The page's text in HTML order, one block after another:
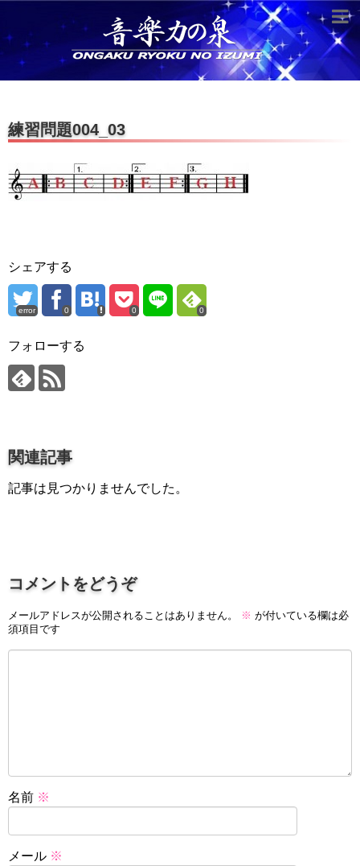
練習問題004_03
シェアする
error 0 0 0
フォローする
関連記事
記事は見つかりませんでした。
コメントをどうぞ
メールアドレスが公開されることはありません。 ※ が付いている欄は必
須項目です
名前 ※
メール ※
超役立つ知識／雑学
knowledge
音のしくみ
作曲技術
compose Tech
打ち込みテクニックを極める
instruments
プロ作曲家オススメ DTM機材
プロ直伝！作曲家になる方法
音楽家を目指す人の為のコラム